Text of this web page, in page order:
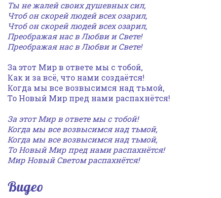
Ты не жалей своих душевных сил,
Чтоб он скорей людей всех озарил,
Чтоб он скорей людей всех озарил,
Преображая нас в Любви и Свете!
Преображая нас в Любви и Свете!
За этот Мир в ответе мы с тобой,
Как и за всё, что нами создаётся!
Когда мы все возвысимся над тьмой,
То Новый Мир пред нами распахнётся!
За этот Мир в ответе мы с тобой!
Когда мы все возвысимся над тьмой,
Когда мы все возвысимся над тьмой,
То Новый Мир пред нами распахнётся!
Мир Новый Светомраспахнётся!
Видео